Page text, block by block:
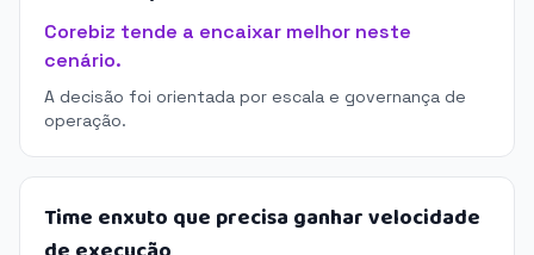
Corebiz tende a encaixar melhor neste
cenário.
A decisão foi orientada por escala e governança de
operação.
Time enxuto que precisa ganhar velocidade